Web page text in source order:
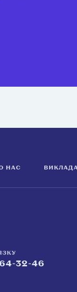
НАС
32-46